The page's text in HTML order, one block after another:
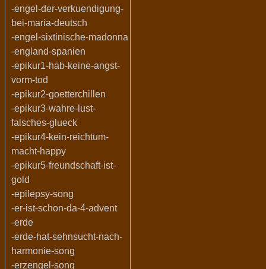
-engel-der-verkuendigung-
bei-maria-deutsch
-engel-sixtinische-madonna
-england-spanien
-epikur1-hab-keine-angst-
vorm-tod
-epikur2-goetterchillen
-epikur3-wahre-lust-
falsches-glueck
-epikur4-kein-reichtum-
macht-happy
-epikur5-freundschaft-ist-
gold
-epilepsy-song
-er-ist-schon-da-4-advent
-erde
-erde-hat-sehnsucht-nach-
harmonie-song
-erzengel-song